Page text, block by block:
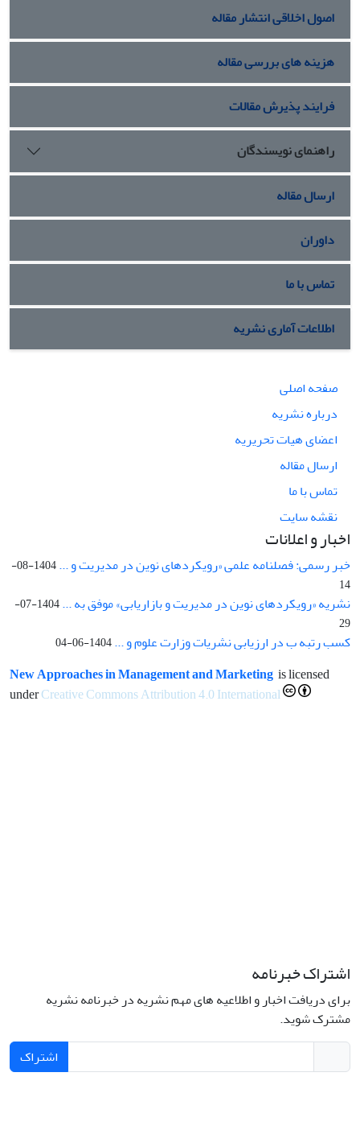
اصول اخلاقی انتشار مقاله
هزینه های بررسی مقاله
فرایند پذیرش مقالات
راهنمای نویسندگان
ارسال مقاله
داوران
تماس با ما
اطلاعات آماری نشریه
صفحه اصلی
درباره نشریه
اعضای هیات تحریریه
ارسال مقاله
تماس با ما
نقشه سایت
اخبار و اعلانات
خبر رسمی: فصلنامه علمی «رویکردهای نوین در مدیریت و ...
1404-08-
14
نشریه «رویکردهای نوین در مدیریت و بازاریابی» موفق به ...
1404-07-
29
کسب رتبه ب در ارزیابی نشریات وزارت علوم و ...1404-06-04
New Approaches in Management and Marketing is licensed
underCreative Commons Attribution 4.0 International
اشتراک خبرنامه
برای دریافت اخبار و اطلاعیه های مهم نشریه در خبرنامه نشریه
مشترک شوید.
اشتراک